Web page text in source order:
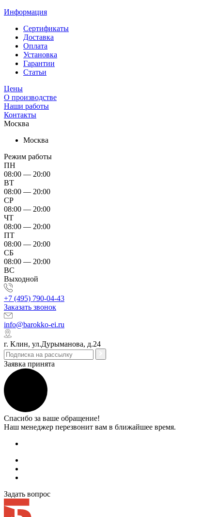
Информация
Сертификаты
Доставка
Оплата
Установка
Гарантии
Статьи
Цены
О производстве
Наши работы
Контакты
Москва
Москва
Режим работы
ПН
08:00 — 20:00
ВТ
08:00 — 20:00
СР
08:00 — 20:00
ЧТ
08:00 — 20:00
ПТ
08:00 — 20:00
СБ
08:00 — 20:00
ВС
Выходной
+7 (495) 790-04-43
Заказать звонок
info@barokko-ei.ru
г. Клин, ул.Дурыманова, д.24
Заявка принята
Спасибо за ваше обращение!
Наш менеджер перезвонит вам в ближайшее время.
Задать вопрос